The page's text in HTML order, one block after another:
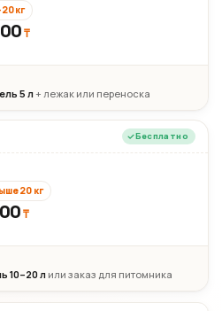
кг
₸
5 л+ лежак или переноска
Бесплатно
20 кг
₸
10–20 л или заказ для питомника